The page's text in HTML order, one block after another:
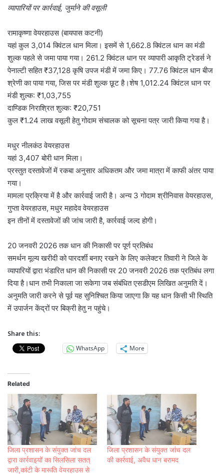
व्यापारियों पर कार्रवाई, जुर्माने की वसूली
रामाकृष्णा वेयरहाउस (बायपास कटनी)
यहां कुल 3,014 क्विंटल धान मिला। इसमें से 1,662.8 क्विंटल धान का मंडी
शुल्क पहले से जमा पाया गया। 261.2 क्विंटल धान पर व्यापारी आकृति ट्रेडर्स ने
पेनाल्टी सहित ₹37,128 कृषि उपज मंडी में जमा किए। 77.76 क्विंटल धान बीज
श्रेणी का पाया गया, जिस पर मंडी शुल्क छूट है।शेष 1,012.24 क्विंटल धान पर
मंडी शुल्क: ₹1,03,755
दाण्डिक निराश्रित शुल्क: ₹20,751
कुल ₹1.24 लाख वसूली हेतु गोदाम संचालक को सूचना पत्र जारी किया गया है।
मधुर नीलकंठ वेयरहाउस
यहां 3,407 बोरी धान मिला।
प्रस्तुत दस्तावेजों में रकबा अनुसार अधिकतम और जमा मात्रा में काफी अंतर पाया
गया।
मामला प्रक्रिया में है और कार्रवाई जारी है। अन्य 3 गोदाम श्रीनिवास वेयरहाउस,
गुप्ता वेयरहाउस, मधुर महादेव वेयरहाउस
इन तीनों में दस्तावेजों की जांच जारी है, कार्रवाई जल्द होगी।
20 जनवरी 2026 तक धान की निकासी पर पूर्ण प्रतिबंध
समर्थन मूल्य खरीदी को पारदर्शी बनाए रखने के लिए कलेक्टर तिवारी ने जिले के
व्यापारियों द्वारा भंडारित धान की निकासी पर 20 जनवरी 2026 तक प्रतिबंध लगा
दिया है।धान तभी निकाला जा सकेगा जब संबंधित एसडीएम लिखित अनुमति दें।
अनुमति जारी करने से पूर्व यह सुनिश्चित किया जाएगा कि यह धान किसी भी स्थिति
में उपार्जन केंद्रों पर बिक्री हेतु न पहुंचे।
Share this:
WhatsApp
More
Related
जिला प्रशासन के संयुक्त जांच दल
द्वारा कार्रवाइयों का सिलसिला सतत्
जारी,कांटी के मारूति वेयरहाउस से
जिला प्रशासन के संयुक्त जांच दल
की कार्रवाई, अवैध धान बरामद